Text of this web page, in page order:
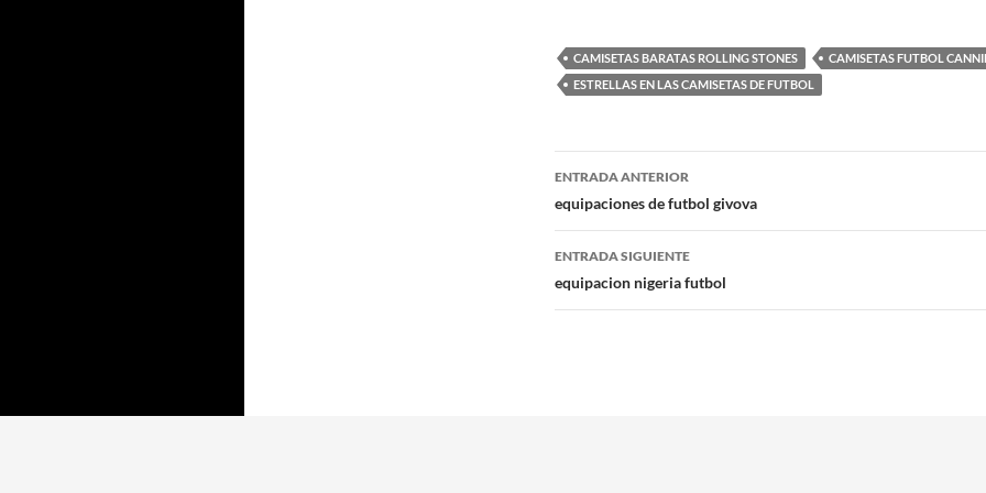
CAMISETAS BARATAS ROLLING STONES
CAMISETAS FUTBOL
ESTRELLAS EN LAS CAMISETAS DE FUTBOL
Navegación
de
entradas
ENTRADA ANTERIOR
equipaciones de futbol givova
ENTRADA SIGUIENTE
equipacion nigeria futbol